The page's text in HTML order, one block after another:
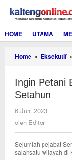
konten
HOME
UTAMA
Home » Eksekutif »
Ingin Petani
Setahun
6 Juni 2023
oleh Editor
Sejumlah pejabat
salahsatu wilayah di